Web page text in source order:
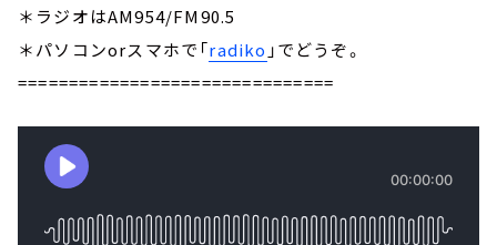
＊ラジオはAM954/FM90.5
＊パソコンorスマホで「radiko 」でどうぞ。
===============================